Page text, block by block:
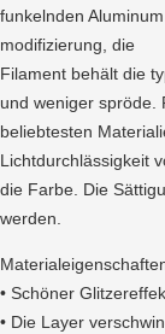
funkelnden
modifizierung, die
Filament behält die
und weniger spröde.
beliebtesten
Lichtdurchlässigkeit
die Farbe. Die
werden.
• Schöner
• Die Layer